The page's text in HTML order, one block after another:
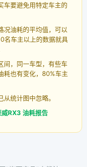
车要避免用特定车主的
况油耗的平均值，可以
名车主以上的数据就具
间，同一车型，有些车
耗也有变化，80%车主
统计图中忽略。
威RX3 油耗报告